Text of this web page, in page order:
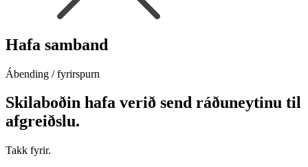
Hafa samband
Ábending / fyrirspurn
Skilaboðin hafa verið send ráðuneytinu til
afgreiðslu.
Takk fyrir.